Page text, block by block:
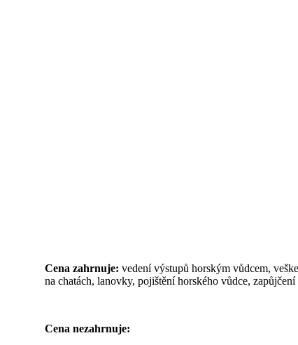
Cena zahrnuje: vedení výstupů horským vůdcem,
na chatách, lanovky, pojištění horského vůdce,
Cena nezahrnuje: